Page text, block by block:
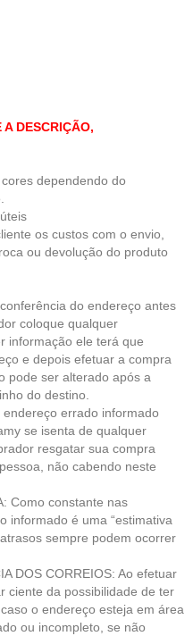
DESCRIÇÃO,
dependendo do
os custos com o envio,
ou devolução do produto
do endereço antes
coloque qualquer
informação ele terá que
e depois efetuar a compra
pode ser alterado após a
do destino.
errado informado
se isenta de qualquer
resgatar sua compra
não cabendo neste
Como constante nas
informado é uma “estimativa
sempre podem ocorrer
DOS CORREIOS: Ao efetuar
ciente da possibilidade de ter
o endereço esteja em área
ou incompleto, se não